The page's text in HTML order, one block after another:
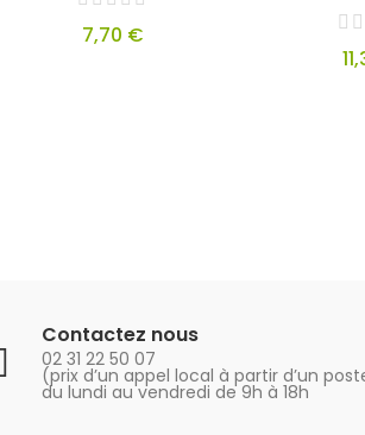
7,70 €
Contactez nous
02 31 22 50 07
(prix d’un appel local à partir d’un
du lundi au vendredi de 9h à 18h